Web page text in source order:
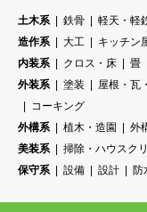
土木系 鉄骨 軽天・軽
造作系
大工 キッチン
内装系
クロス・床 畳
外装系
塗装 屋根・瓦
コーキング
外構系
植木・造園 外
美装系
掃除・ハウスク
保守系
設備 設計 防